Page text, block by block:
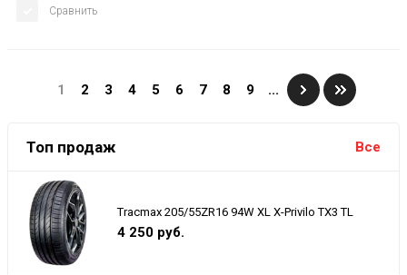
Топ продаж Все
Tracmax 205/55ZR16 94W XL X-Privilo TX3 TL
4 250 руб.
Сравнить
1 2 3 4 5 6 7 8 9 ...